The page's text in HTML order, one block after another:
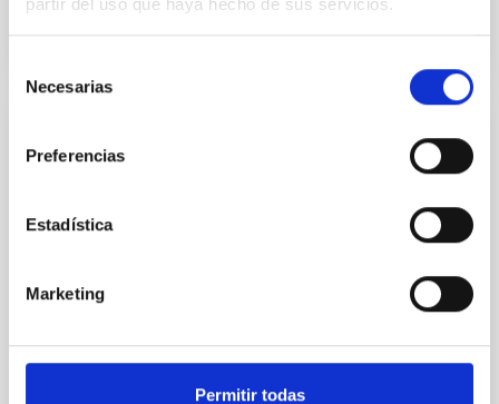
Necesarias
Preferencias
Estadística
Marketing
Permitir todas
Este informe anual documenta la impresionante
Canarias.